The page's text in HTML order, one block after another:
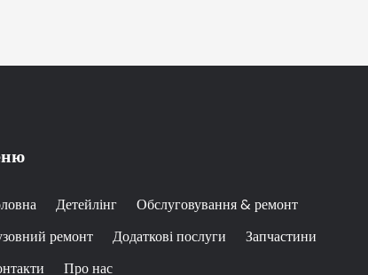
Детейлінг
Обслуговування & ремонт
ремонт
Додаткові послуги
Запчастини
Про нас